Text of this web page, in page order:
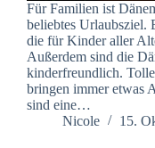
Für Familien ist
beliebtes Urlaubsziel.
die für Kinder aller
Außerdem sind die
kinderfreundlich.
bringen immer etwas
sind eine…
Nicole
15.